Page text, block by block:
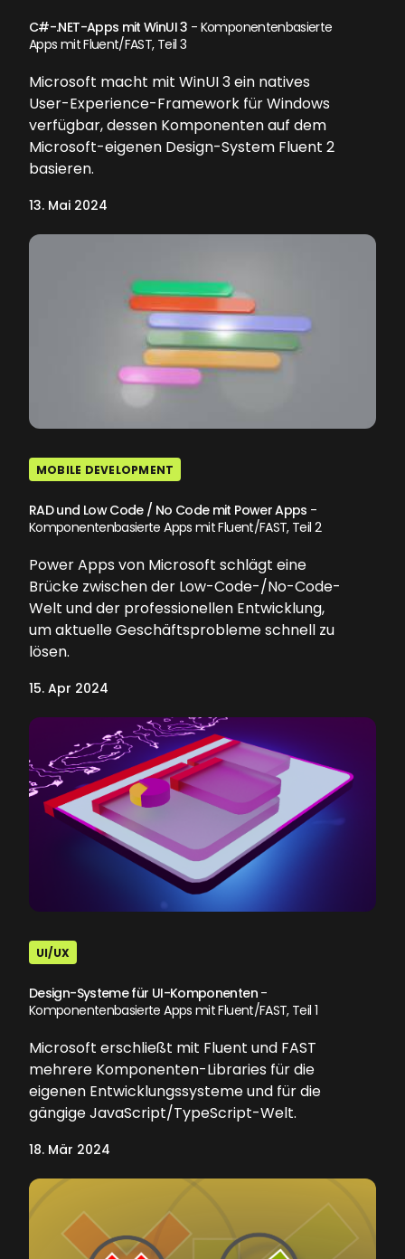
C#-.NET-Apps mit WinUI 3 - Komponentenbasierte
Apps mit Fluent/FAST, Teil 3
Microsoft macht mit WinUI 3 ein natives
User-Experience-Framework für Windows
verfügbar, dessen Komponenten auf dem
Microsoft-eigenen Design-System Fluent 2
basieren.
13. Mai 2024
MOBILE DEVELOPMENT
RAD und Low Code / No Code mit Power Apps -
Komponentenbasierte Apps mit Fluent/FAST, Teil 2
Power Apps von Microsoft schlägt eine
Brücke zwischen der Low-Code-/No-Code-
Welt und der professionellen Entwicklung,
um aktuelle Geschäftsprobleme schnell zu
lösen.
15. Apr 2024
UI/UX
Design-Systeme für UI-Komponenten -
Komponentenbasierte Apps mit Fluent/FAST, Teil 1
Microsoft erschließt mit Fluent und FAST
mehrere Komponenten-Libraries für die
eigenen Entwicklungssysteme und für die
gängige JavaScript/TypeScript-Welt.
18. Mär 2024